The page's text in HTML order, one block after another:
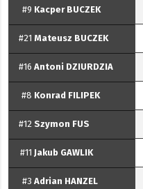
#9 Kacper BUCZEK
#21 Mateusz BUCZEK
#16 Antoni DZIURDZIA
#8 Konrad FILIPEK
#12 Szymon FUS
#11 Jakub GAWLIK
#3 Adrian HANZEL